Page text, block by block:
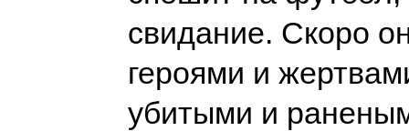
свидание. Скоро
героями и
убитыми и